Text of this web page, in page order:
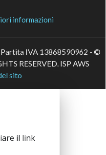
informazioni
IVA 13868590962 - ©
RESERVED. ISP AWS
sito
il link